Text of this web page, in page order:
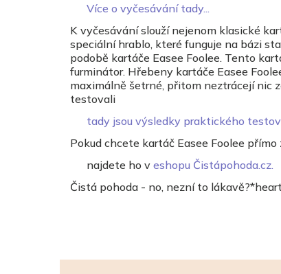
Více o vyčesávání tady...
K vyčesávání slouží nejenom klasické
speciální hrablo, které funguje na bázi
podobě kartáče Easee Foolee. Tento
furminátor. Hřebeny kartáče Easee
maximálně šetrné, přitom neztrácejí nic
testovali
tady jsou výsledky praktického
Pokud chcete kartáč Easee Foolee přímo
najdete ho v eshopu Čistápohoda.cz.
Čistá pohoda - no, nezní to